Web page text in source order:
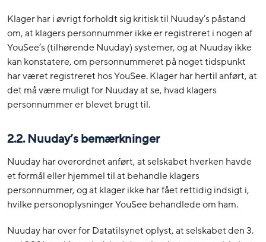
Klager har i øvrigt forholdt sig kritisk til Nuuday’s påstand
om, at klagers personnummer ikke er registreret i nogen af
YouSee’s (tilhørende Nuuday) systemer, og at Nuuday ikke
kan konstatere, om personnummeret på noget tidspunkt
har været registreret hos YouSee. Klager har hertil anført, at
det må være muligt for Nuuday at se, hvad klagers
personnummer er blevet brugt til.
2.2. Nuuday’s bemærkninger
Nuuday har overordnet anført, at selskabet hverken havde
et formål eller hjemmel til at behandle klagers
personnummer, og at klager ikke har fået rettidig indsigt i,
hvilke personoplysninger YouSee behandlede om ham.
Nuuday har over for Datatilsynet oplyst, at selskabet den 3.